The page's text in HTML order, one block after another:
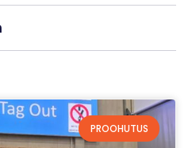
PROOHUTUS